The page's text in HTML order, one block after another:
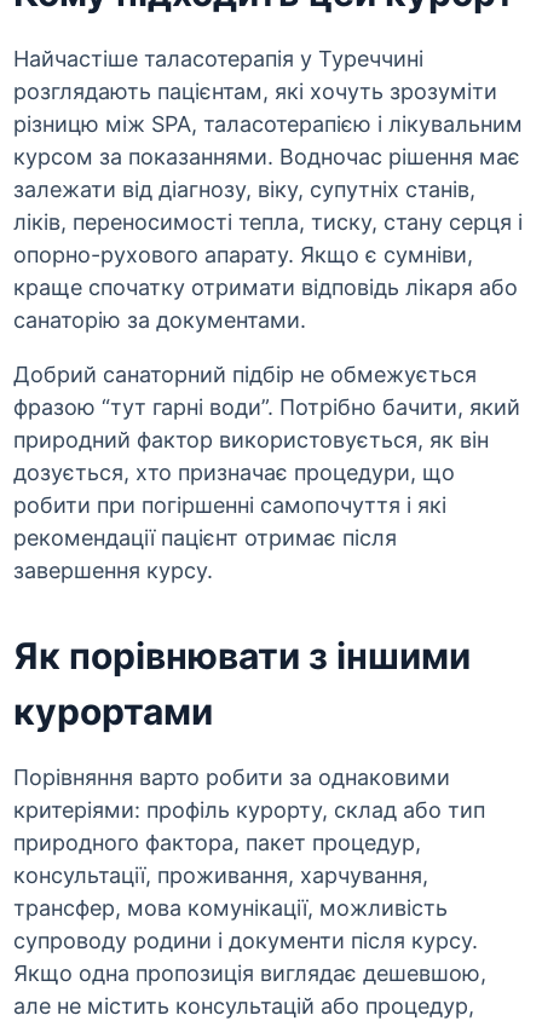
Найчастіше таласотерапія у Туреччині
розглядають пацієнтам, які хочуть зрозуміти
різницю між SPA, таласотерапією і лікувальним
курсом за показаннями. Водночас рішення має
залежати від діагнозу, віку, супутніх станів,
ліків, переносимості тепла, тиску, стану серця і
опорно-рухового апарату. Якщо є сумніви,
краще спочатку отримати відповідь лікаря або
санаторію за документами.
Добрий санаторний підбір не обмежується
фразою “тут гарні води”. Потрібно бачити, який
природний фактор використовується, як він
дозується, хто призначає процедури, що
робити при погіршенні самопочуття і які
рекомендації пацієнт отримає після
завершення курсу.
Як порівнювати з іншими
курортами
Порівняння варто робити за однаковими
критеріями: профіль курорту, склад або тип
природного фактора, пакет процедур,
консультації, проживання, харчування,
трансфер, мова комунікації, можливість
супроводу родини і документи після курсу.
Якщо одна пропозиція виглядає дешевшою,
але не містить консультацій або процедур,